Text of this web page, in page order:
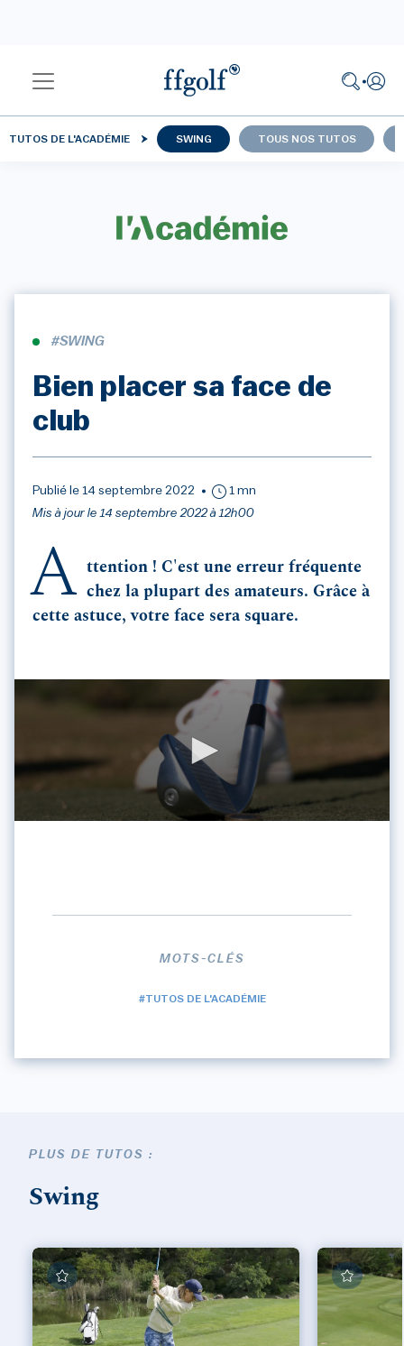
TUTOS DE L'ACADÉMIE SWING TOUS NOS TUTOS
#SWING
Bien placer sa face de
club
Publié le 14 septembre 2022
1 mn
Mis à jour le 14 septembre 2022 à 12h00
A
ttention ! C'est une erreur fréquente
chez la plupart des amateurs. Grâce à
cette astuce, votre face sera square.
MOTS-CLÉS
#TUTOS DE L'ACADÉMIE
PLUS DE TUTOS :
Swing